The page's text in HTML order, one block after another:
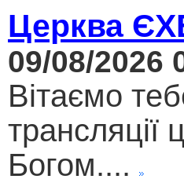
Церква
09/08/2026
Вітаємо
трансляції
Богом....